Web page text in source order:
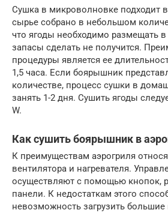
Сушка в микроволновке подходит
сырье собрано в небольшом
что ягоды необходимо размещать
запасы сделать не получится.
процедуры является ее
1,5 часа. Если боярышник
количестве, процесс сушки в
занять 1-2 дня. Сушить ягоды
W.
Как сушить боярышник в
К преимуществам аэрогриля
вентилятора и нагревателя.
осуществляют с помощью кнопок,
панели. К недостаткам этого
невозможность загрузить